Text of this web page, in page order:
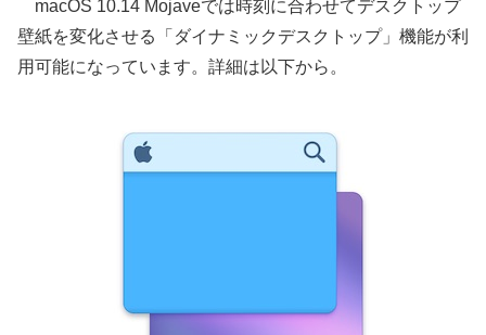
macOS 10.14 Mojaveでは時刻に合わせてデスクトップ
壁紙を変化させる「ダイナミックデスクトップ」機能が利
用可能になっています。詳細は以下から。